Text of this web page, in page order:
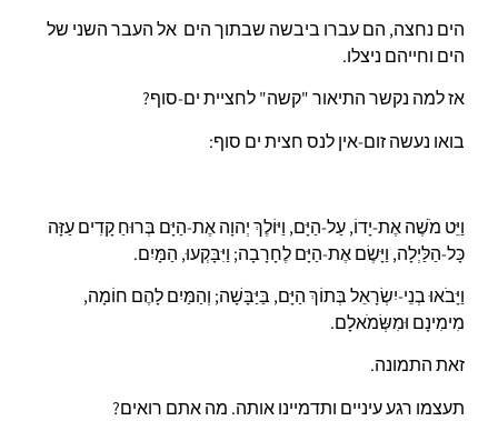
הים נחצה, הם עברו ביבשה שבתוך הים אל העבר השני של
הים וחייהם ניצלו.
אז למה נקשר התיאור "קשה" לחציית ים-סוף?
בואו נעשה זום-אין לנס חצית ים סוף:
וַיֵּט מֹשֶׁה אֶת-יָדוֹ, עַל-הַיָּם, וַיּוֹלֶךְ יְהוָה אֶת-הַיָּם בְּרוּחַ קָדִים עַזָּה
כָּל-הַלַּיְלָה, וַיָּשֶׂם אֶת-הַיָּם לֶחָרָבָה; וַיִּבָּקְעוּ, הַמָּיִם.
וַיָּבֹאוּ בְנֵי-יִשְׂרָאֵל בְּתוֹךְ הַיָּם, בַּיַּבָּשָׁה; וְהַמַּיִם לָהֶם חוֹמָה,
מִימִינָם וּמִשְּׂמֹאלָם.
זאת התמונה.
תעצמו רגע עיניים ותדמיינו אותה. מה אתם רואים?